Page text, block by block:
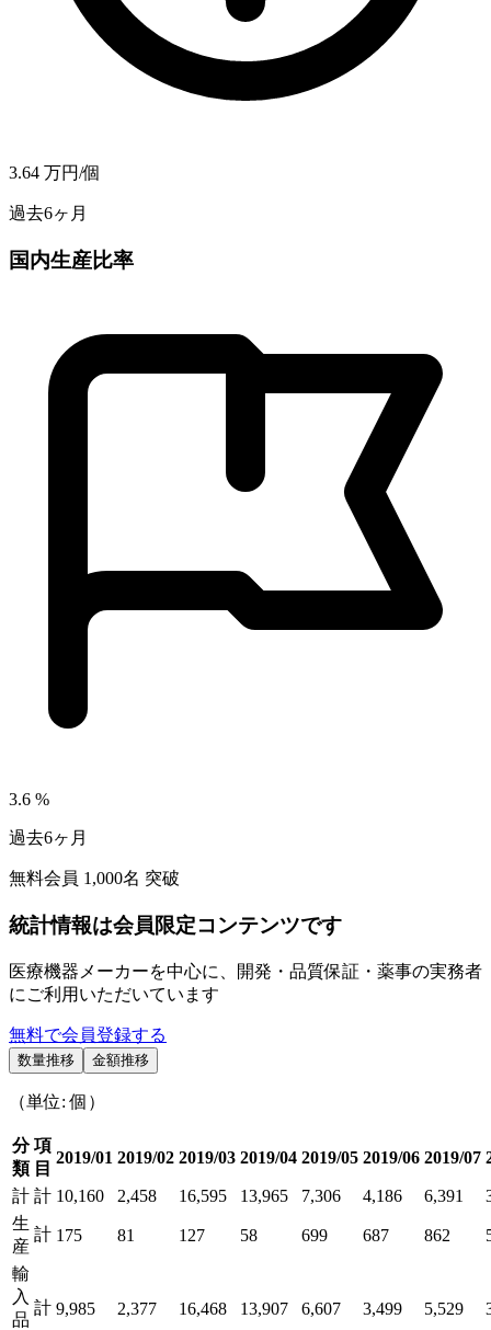
3.64 万円/個
過去6ヶ月
国内生産比率
3.6 %
過去6ヶ月
無料会員 1,000名 突破
統計情報は会員限定コンテンツです
医療機器メーカーを中心に、開発・品質保証・薬事の実務者
にご利用いただいています
無料で会員登録する
数量推移 金額推移
（単位: 個）
分
類
項
目
2019/01 2019/02 2019/03 2019/04 2019/05 2019/06 2019/07
計 計 10,160 2,458 16,595 13,965 7,306 4,186 6,391
生
産
計 175 81 127 58 699 687 862
輸
入
品
計 9,985 2,377 16,468 13,907 6,607 3,499 5,529